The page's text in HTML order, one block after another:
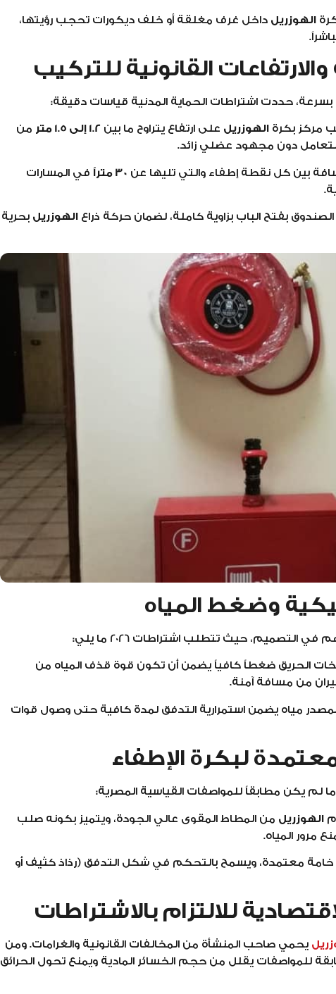
الهوزريل داخل غرف مغلقة أو خلف ديكورات تحجب رؤيتها،
القانونية للتركيب
حددت اشتراطات الحماية المدنية قياسات دقيقة:
مركز بكرة الهوزريل على ارتفاع يتراوح ما بين 1.2 إلى 1.5 متر
من
دون مجهود عضلي زائد.
بين كل نقطة إطفاء والتي تليها عن 30 متراً
في المسارات
بفتح الباب بزاوية كاملة، لضمان حركة ذراع الهوزريل بحرية
وضغط المياه
التصميم، حيث تتطلب اشتراطات 2026 ما يلي:
الحريق ضغطاً كافياً يضمن أن تكون قوة قذف المياه من
من مسافة آمنة.
مياه يضمن استمرارية التدفق لمدة كافية حتى وصول قوات
لبكرة الإطفاء
لم يكن مطابقاً للمواصفات القياسية المصرية:
الهوزريل من المطاط المقوى عالي الجودة، ويتميز بكونه صلب
مرور المياه.
معتمدة، ويسمح بالتحكم في شكل التدفق (رذاذ كثيف أو
للالتزام بالاشتراطات
يحمي صاحب المنشأة من المخالفات القانونية والغرامات. ومن
للمواصفات يقلل من حجم الخسائر المادية ويمنع تحول الحرائق